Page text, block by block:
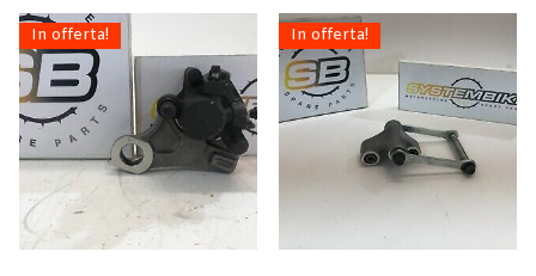
In offerta! In offerta!